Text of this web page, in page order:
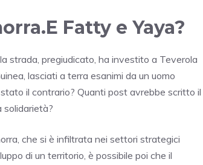
Fatty e Yaya?
strada, pregiudicato, ha investito a Teverola
lasciati a terra esanimi da un uomo
il contrario? Quanti post avrebbe scritto il
solidarietà?
che si è infiltrata nei settori strategici
di un territorio, è possibile poi che il